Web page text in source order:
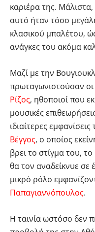
καριέρα της.
αυτό ήταν τόσο
κλασικού μπαλέτου,
ανάγκες του ακόμα
Μαζί με την
πρωταγωνιστούσαν οι
Ρίζος, ηθοποιοί που
μουσικές
ιδιαίτερες
Βέγγος, ο οποίος
βρει το στίγμα του,
θα τον αναδείκνυε σε
μικρό ρόλο
Παπαγιαννόπουλος.
Η ταινία ωστόσο δεν